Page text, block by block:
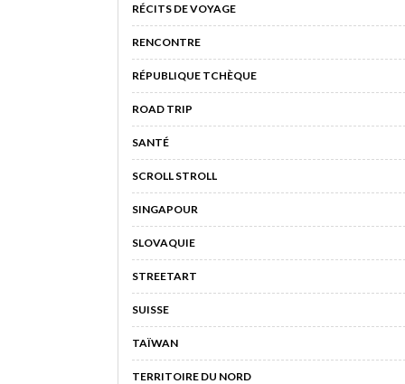
RÉCITS DE VOYAGE
RENCONTRE
RÉPUBLIQUE TCHÈQUE
ROAD TRIP
SANTÉ
SCROLL STROLL
SINGAPOUR
SLOVAQUIE
STREETART
SUISSE
TAÏWAN
TERRITOIRE DU NORD